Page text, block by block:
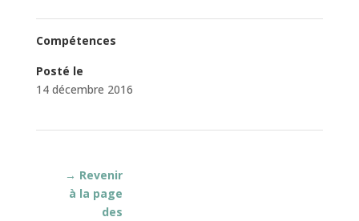
Compétences
Posté le
14 décembre 2016
→ Revenir
à la page
des